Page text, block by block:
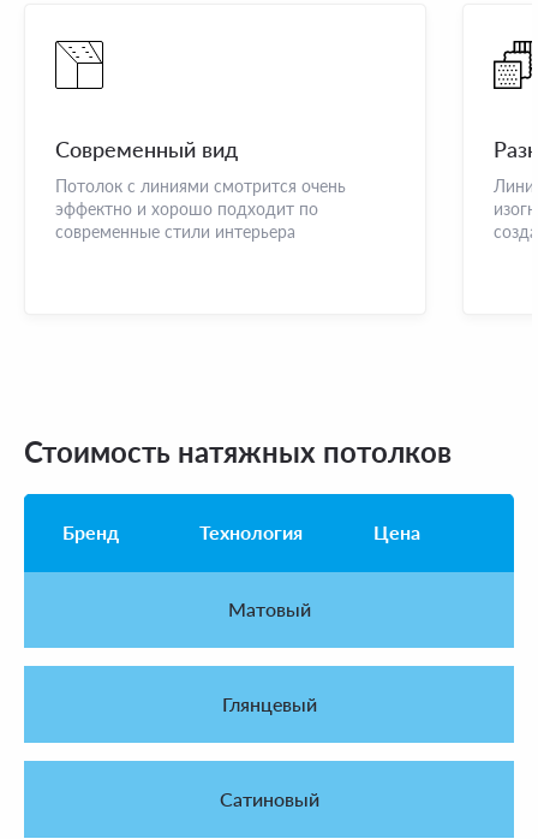
Современный вид
Потолок с линиями смотрится очень
эффектно и хорошо подходит по
современные стили интерьера
Стоимость натяжных потолков
Бренд Технология Цена
Матовый
Глянцевый
Сатиновый